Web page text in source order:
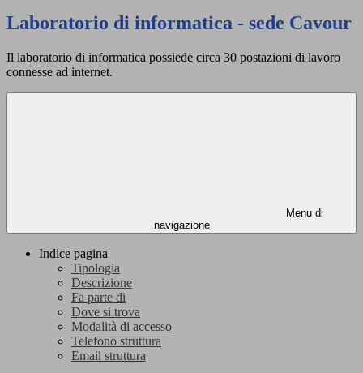
Laboratorio di informatica - sede Cavour
Il laboratorio di informatica possiede circa 30 postazioni di lavoro
connesse ad internet.
Menu di
navigazione
Indice pagina
Tipologia
Descrizione
Fa parte di
Dove si trova
Modalità di accesso
Telefono struttura
Email struttura